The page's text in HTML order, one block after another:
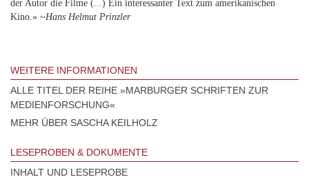
der Autor die Filme (...) Ein interessanter Text zum amerikanischen
Kino.» ~Hans Helmut Prinzler
WEITERE INFORMATIONEN
ALLE TITEL DER REIHE »MARBURGER SCHRIFTEN ZUR
MEDIENFORSCHUNG«
MEHR ÜBER SASCHA KEILHOLZ
LESEPROBEN & DOKUMENTE
INHALT UND LESEPROBE